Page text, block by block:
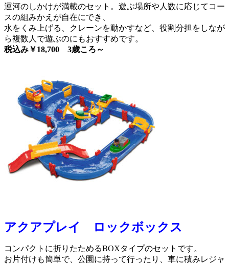
運河のしかけが満載のセット。遊ぶ場所や人数に応じてコー
スの組みかえが自在にでき、
水をくみ上げる、クレーンを動かすなど、役割分担をしなが
ら複数人で遊ぶのにもおすすめです。
税込み￥18,700 3歳ころ～
アクアプレイ ロックボックス
コンパクトに折りたためるBOXタイプのセットです。
お片付けも簡単で、公園に持って行ったり、車に積みレジャ